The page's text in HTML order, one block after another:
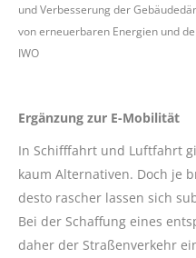
und Verbesserung der
von erneuerbaren Energien und
IWO
Ergänzung zur E-Mobilität
In Schifffahrt und Luftfahrt
kaum Alternativen. Doch je
desto rascher lassen sich
Bei der Schaffung eines
daher der Straßenverkehr